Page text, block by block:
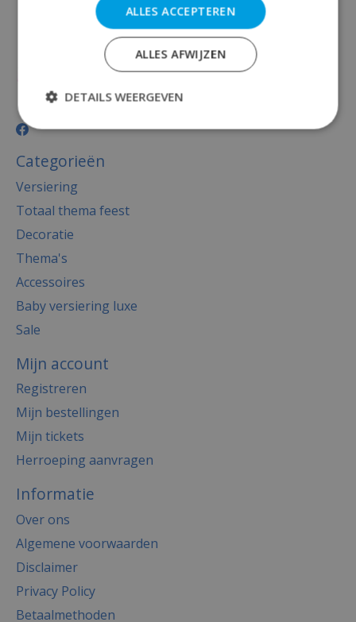
Categorieën
Versiering
Totaal thema feest
Decoratie
Thema's
Accessoires
Baby versiering luxe
Sale
Mijn account
Registreren
Mijn bestellingen
Mijn tickets
Herroeping aanvragen
Informatie
Over ons
Algemene voorwaarden
Disclaimer
Privacy Policy
Betaalmethoden
ALLES ACCEPTEREN
ALLES AFWIJZEN
DETAILS WEERGEVEN